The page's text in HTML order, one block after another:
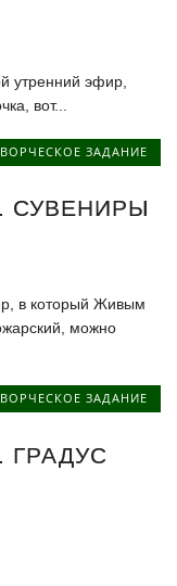
утренний эфир,
вот...
ЗАДАНИЕ
СУВЕНИРЫ
в который Живым
можно
ЗАДАНИЕ
ГРАДУС